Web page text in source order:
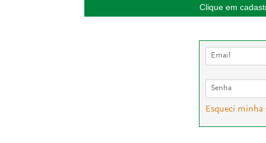
Clique em
Esqueci minha